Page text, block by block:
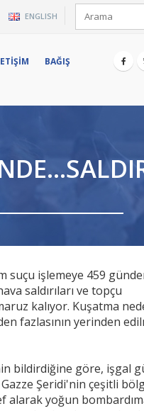
ENGLISH
BAĞIŞ
suçu işlemeye 459
saldırıları ve topçu
kalıyor. Kuşatma
fazlasının yerinden
bildirdiğine göre, işgal
Şeridi'nin çeşitli
alarak yoğun